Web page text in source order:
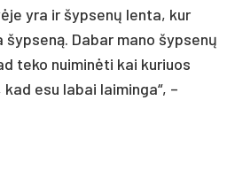
yra ir šypsenų lenta, kur
šypseną. Dabar mano šypsenų
teko nuiminėti kai kuriuos
esu labai laiminga“, –